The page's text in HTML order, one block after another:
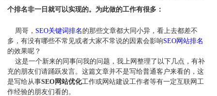
个排名非一日就可以实现的。为此做的工作有很多：
周哥， SEO关键词排名 的那些文章都大同小异，看上去都差不
多，有没有哪些不常见或者大家不常说的因素会影响SEO网站排名
的效果呢？
这是一个新来的同事问我的问题，我上网整理了以下几点，有补
充的朋友们请踊跃发言。这篇文章并不是写给普通客户来看的，这
是写给从事SEO网站优化工作或网站建设工作者等有一定互联网工
作经验的朋友们看的。